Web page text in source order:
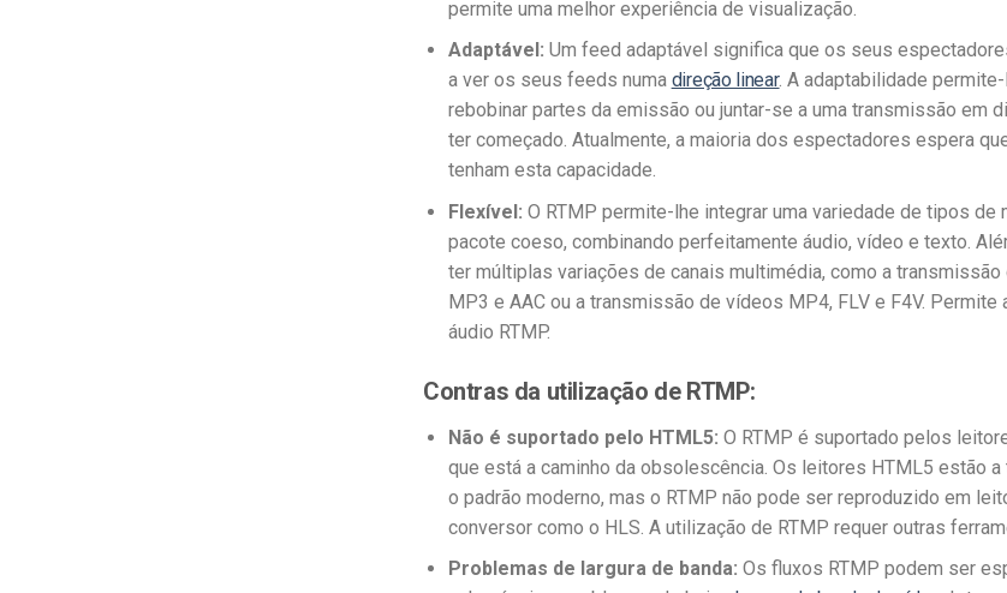
permite uma melhor experiência de visualização.
Adaptável: Um feed adaptável significa que os seus
a ver os seus feeds numa direção linear. A adaptabilidade
rebobinar partes da emissão ou juntar-se a uma transmissão em
ter começado. Atualmente, a maioria dos espectadores espera
tenham esta capacidade.
Flexível: O RTMP permite-lhe integrar uma variedade de tipos de
pacote coeso, combinando perfeitamente áudio, vídeo e texto.
ter múltiplas variações de canais multimédia, como a
MP3 e AAC ou a transmissão de vídeos MP4, FLV e F4V. Permite
áudio RTMP.
Contras da utilização de RTMP:
Não é suportado pelo HTML5: O RTMP é suportado pelos
que está a caminho da obsolescência. Os leitores HTML5 estão
o padrão moderno, mas o RTMP não pode ser reproduzido em
conversor como o HLS. A utilização de RTMP requer outras
Problemas de largura de banda: Os fluxos RTMP podem ser